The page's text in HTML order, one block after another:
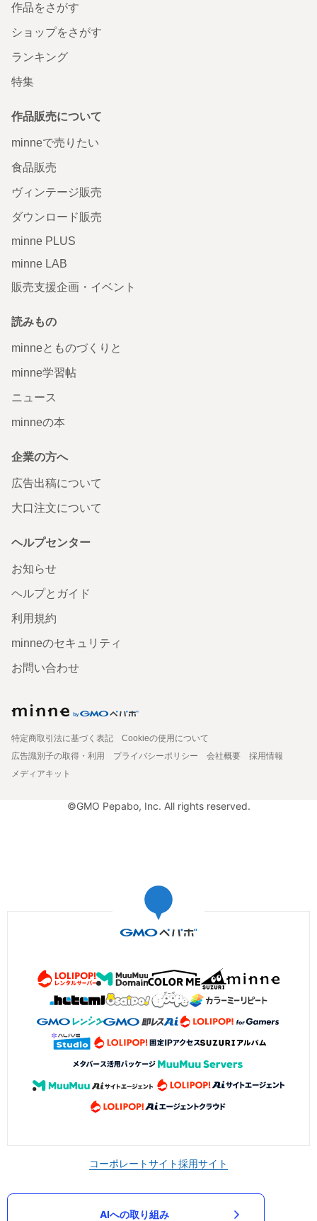
作品をさがす
ショップをさがす
ランキング
特集
作品販売について
minneで売りたい
食品販売
ヴィンテージ販売
ダウンロード販売
minne PLUS
minne LAB
販売支援企画・イベント
読みもの
minneとものづくりと
minne学習帖
ニュース
minneの本
企業の方へ
広告出稿について
大口注文について
ヘルプセンター
お知らせ
ヘルプとガイド
利用規約
minneのセキュリティ
お問い合わせ
特定商取引法に基づく表記
Cookieの使用について
広告識別子の取得・利用
プライバシーポリシー 会社概要
採用情報
メディアキット
©GMO Pepabo, Inc. All rights reserved.
コーポレートサイト採用サイト
AIへの取り組み